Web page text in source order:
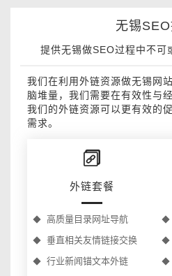
无锡
提供无锡做SEO过程中不可
我们在利用外链资源做无锡网
脑堆量，我们需要在有效性与
我们的外链资源可以更有效的
需求。
外链套餐
高质量目录网址导航
垂直相关友情链接交换
行业新闻锚文本外链